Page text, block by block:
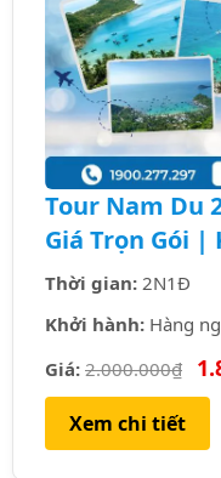
Tour Nam Du
Giá Trọn Gói |
Thời gian: 2N1Đ
Khởi hành: Hàng
Giá: 2.000.000₫
Xem chi tiết